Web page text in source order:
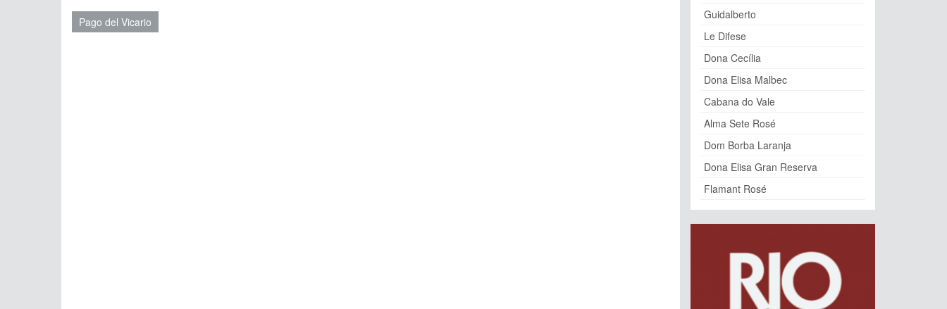
Pago del Vicario
Guidalberto
Le Difese
Dona Cecília
Dona Elisa Malbec
Cabana do Vale
Alma Sete Rosé
Dom Borba Laranja
Dona Elisa Gran Reserva
Flamant Rosé